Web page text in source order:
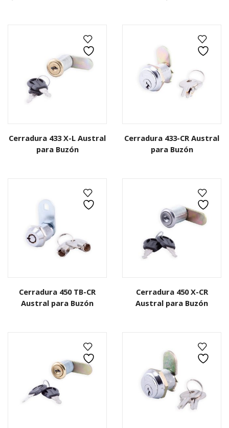
Cerradura 433 X-L Austral
para Buzón
Cerradura 433-CR Austral
para Buzón
Cerradura 450 TB-CR
Austral para Buzón
Cerradura 450 X-CR
Austral para Buzón